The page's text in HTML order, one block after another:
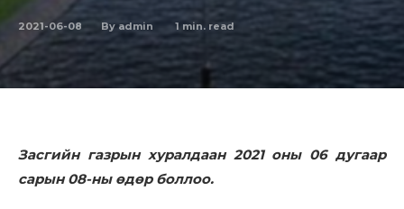
2021-06-08 By admin 1 min. read
Засгийн газрын хуралдаан 2021 оны 06 дугаар
сарын 08-ны өдөр боллоо.